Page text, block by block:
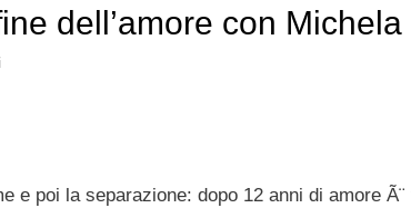
dell’amore con
e poi la separazione: dopo 12 anni di amore